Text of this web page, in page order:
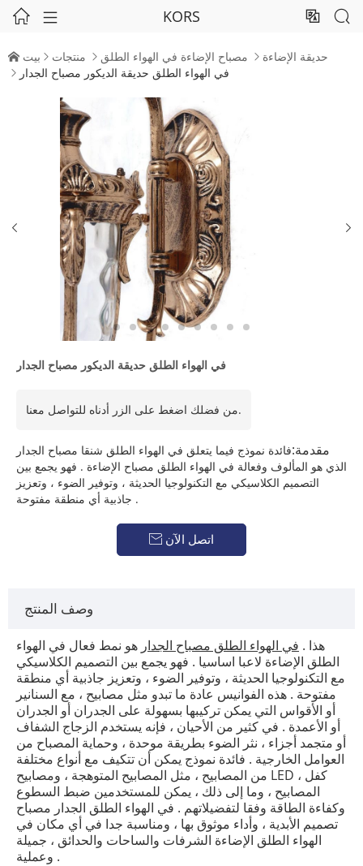
  KORS  
 بيت  منتجات  مصباح الإضاءة في الهواء الطلق  حديقة الإضاءة
 في الهواء الطلق حديقة الديكور مصباح الجدار
 
في الهواء الطلق حديقة الديكور مصباح الجدار
من فضلك اضغط على الزر أدناه للتواصل معنا.
مقدمة:فائدة نموذج فيما يتعلق في الهواء الطلق شنقا مصباح الجدار
الذي هو المألوف وفعالة في الهواء الطلق مصباح الإضاءة . فهو يجمع بين
التصميم الكلاسيكي مع التكنولوجيا الحديثة ، وتوفير الضوء ، وتعزيز
جاذبية أي منطقة مفتوحة .
 اتصل الآن
وصف المنتج
هذا . في الهواء الطلق مصباح الجدار هو نمط فعال في الهواء
الطلق الإضاءة لاعبا اساسيا . فهو يجمع بين التصميم الكلاسيكي
مع التكنولوجيا الحديثة ، وتوفير الضوء ، وتعزيز جاذبية أي منطقة
مفتوحة . هذه الفوانيس عادة ما تبدو مثل مصابيح ، مع السنانير
أو الأقواس التي يمكن تركيبها بسهولة على الجدران أو الجدران
أو الأعمدة . في كثير من الأحيان ، فإنه يستخدم الزجاج الشفاف
أو متجمد أجزاء ، نثر الضوء بطريقة موحدة ، وحماية المصباح من
العوامل الخارجية . فائدة نموذج يمكن أن تتكيف مع أنواع مختلفة
من المصابيح ، مثل المصابيح المتوهجة ، ومصابيح LED ، كفل
المصابيح ، وما إلى ذلك ، يمكن للمستخدمين ضبط السطوع
وكفاءة الطاقة وفقا لتفضيلاتهم . في الهواء الطلق الجدار مصباح
تصميم الأبدية ، وأداء موثوق بها ، ومناسبة جدا في أي مكان في
الهواء الطلق الإضاءة الشرفات والساحات والحدائق ، جميلة
وعملية .